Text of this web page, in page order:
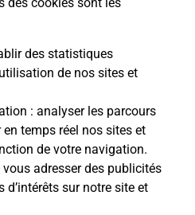
des statistiques
de nos sites et
: analyser les parcours
temps réel nos sites et
de votre navigation.
vous adresser des publicités
d’intérêts sur notre site et
faut-il pour
?
bateau ?